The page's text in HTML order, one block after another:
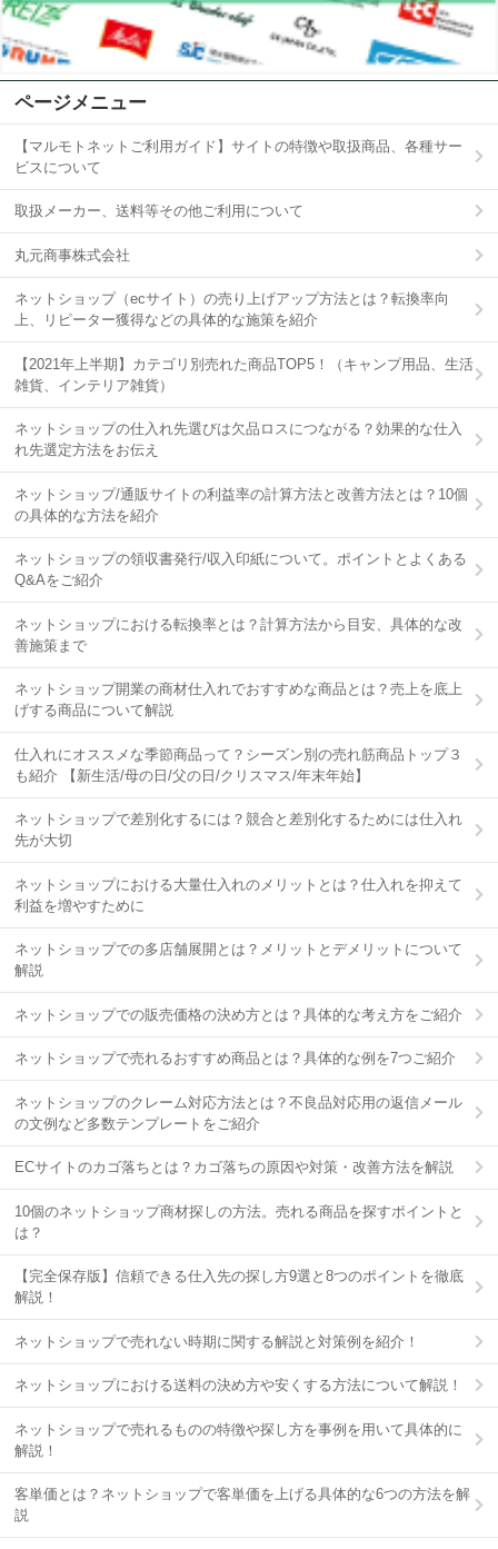
ページメニュー
【マルモトネットご利用ガイド】サイトの特徴や取扱商品、各種サー
ビスについて
取扱メーカー、送料等その他ご利用について
丸元商事株式会社
ネットショップ（ecサイト）の売り上げアップ方法とは？転換率向
上、リピーター獲得などの具体的な施策を紹介
【2021年上半期】カテゴリ別売れた商品TOP5！（キャンプ用品、生活
雑貨、インテリア雑貨）
ネットショップの仕入れ先選びは欠品ロスにつながる？効果的な仕入
れ先選定方法をお伝え
ネットショップ/通販サイトの利益率の計算方法と改善方法とは？10個
の具体的な方法を紹介
ネットショップの領収書発行/収入印紙について。ポイントとよくある
Q&Aをご紹介
ネットショップにおける転換率とは？計算方法から目安、具体的な改
善施策まで
ネットショップ開業の商材仕入れでおすすめな商品とは？売上を底上
げする商品について解説
仕入れにオススメな季節商品って？シーズン別の売れ筋商品トップ３
も紹介 【新生活/母の日/父の日/クリスマス/年末年始】
ネットショップで差別化するには？競合と差別化するためには仕入れ
先が大切
ネットショップにおける大量仕入れのメリットとは？仕入れを抑えて
利益を増やすために
ネットショップでの多店舗展開とは？メリットとデメリットについて
解説
ネットショップでの販売価格の決め方とは？具体的な考え方をご紹介
ネットショップで売れるおすすめ商品とは？具体的な例を7つご紹介
ネットショップのクレーム対応方法とは？不良品対応用の返信メール
の文例など多数テンプレートをご紹介
ECサイトのカゴ落ちとは？カゴ落ちの原因や対策・改善方法を解説
10個のネットショップ商材探しの方法。売れる商品を探すポイントと
は？
【完全保存版】信頼できる仕入先の探し方9選と8つのポイントを徹底
解説！
ネットショップで売れない時期に関する解説と対策例を紹介！
ネットショップにおける送料の決め方や安くする方法について解説！
ネットショップで売れるものの特徴や探し方を事例を用いて具体的に
解説！
客単価とは？ネットショップで客単価を上げる具体的な6つの方法を解
説